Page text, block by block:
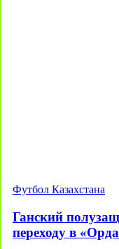
Футбол Казахстана
Ганский
переходу в